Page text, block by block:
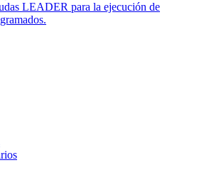
LEADER para la ejecución de